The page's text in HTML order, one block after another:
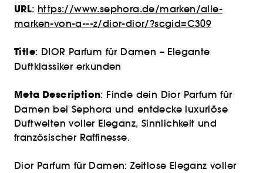
URL: https://www.sephora.de/marken/alle-
marken-von-a---z/dior-dior/?scgid=C309
Title: DIOR Parfum für Damen – Elegante
Duftklassiker erkunden
Meta Description: Finde dein Dior Parfum für
Damen bei Sephora und entdecke luxuriöse
Duftwelten voller Eleganz, Sinnlichkeit und
französischer Raffinesse.
Dior Parfum für Damen: Zeitlose Eleganz voller